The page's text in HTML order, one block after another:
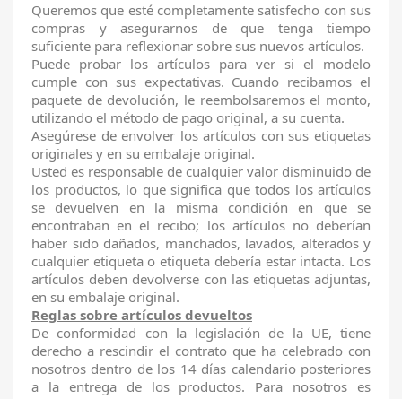
Queremos que esté completamente satisfecho con sus
compras y asegurarnos de que tenga tiempo
suficiente para reflexionar sobre sus nuevos artículos.
Puede probar los artículos para ver si el modelo
cumple con sus expectativas. Cuando recibamos el
paquete de devolución, le reembolsaremos el monto,
utilizando el método de pago original, a su cuenta.
Asegúrese de envolver los artículos con sus etiquetas
originales y en su embalaje original.
Usted es responsable de cualquier valor disminuido de
los productos, lo que significa que todos los artículos
se devuelven en la misma condición en que se
encontraban en el recibo; los artículos no deberían
haber sido dañados, manchados, lavados, alterados y
cualquier etiqueta o etiqueta debería estar intacta. Los
artículos deben devolverse con las etiquetas adjuntas,
en su embalaje original.
Reglas sobre artículos devueltos
De conformidad con la legislación de la UE, tiene
derecho a rescindir el contrato que ha celebrado con
nosotros dentro de los 14 días calendario posteriores
a la entrega de los productos. Para nosotros es